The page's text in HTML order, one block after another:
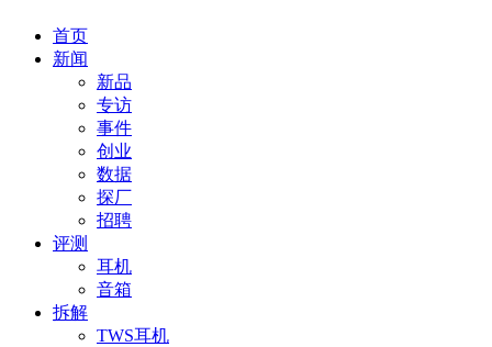
首页
新闻
新品
专访
事件
创业
数据
探厂
招聘
评测
耳机
音箱
拆解
TWS耳机